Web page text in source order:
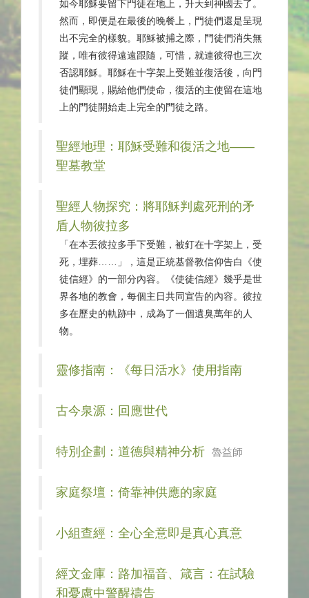
如今耶穌要留下門徒在地上，升天到神國去了。
然而，即便是在最後的晚餐上，門徒們還是呈現
出不完全的樣貌。耶穌被捕之際，門徒們消失無
蹤，唯有彼得遠遠跟隨，可惜，就連彼得也三次
否認耶穌。耶穌在十字架上受難並復活後，向門
徒們顯現，賜給他們使命，復活的主使留在這地
上的門徒開始走上完全的門徒之路。
聖經地理：耶穌受難和復活之地——
聖墓教堂
聖經人物探究：將耶穌判處死刑的矛
盾人物彼拉多
「在本丟彼拉多手下受難，被釘在十字架上，受
死，埋葬……」，這是正統基督教信仰告白《使
徒信經》的一部分內容。《使徒信經》幾乎是世
界各地的教會，每個主日共同宣告的內容。彼拉
多在歷史的軌跡中，成為了一個遺臭萬年的人
物。
靈修指南：《每日活水》使用指南
古今泉源：回應世代
特別企劃：道德與精神分析 魯益師
家庭祭壇：倚靠神供應的家庭
小組查經：全心全意即是真心真意
經文金庫：路加福音、箴言：在試驗
和憂慮中警醒禱告